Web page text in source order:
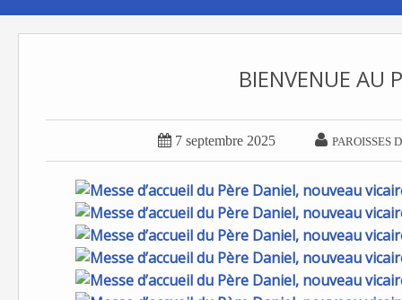
BIENVENUE AU
 7 septembre 2025  PAROISSES